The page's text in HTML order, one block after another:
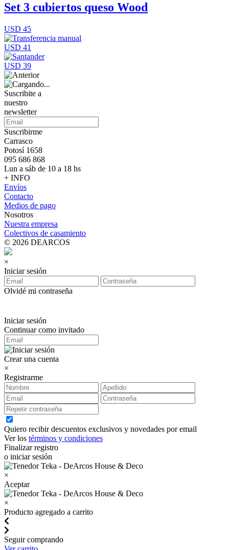
Set 3 cubiertos queso Wood
USD 45
USD 41
USD 39
Suscribite a
nuestro
newsletter
Suscribirme
Carrasco
Potosí 1658
095 686 868
Lun a sáb de 10 a 18 hs
+ INFO
Envíos
Contacto
Medios de pago
Nosotros
Nuestra empresa
Colectivos de casamiento
© 2026 DEARCOS
×
Iniciar sesión
Olvidé mi contraseña
Iniciar sesión
Continuar como invitado
Crear una cuenta
×
Registrarme
Quiero recibir descuentos exclusivos y novedades por email
Ver los términos y condiciones
Finalizar registro
o iniciar sesión
×
Aceptar
×
Producto agregado a carrito
Seguir comprando